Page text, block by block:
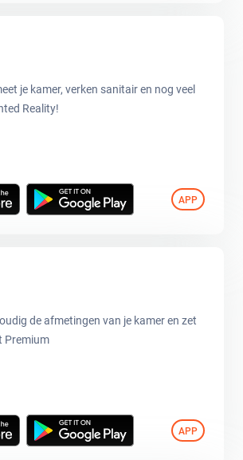
je kamer, verken sanitair en nog veel
Reality!
APP
de afmetingen van je kamer en zet
Premium
APP